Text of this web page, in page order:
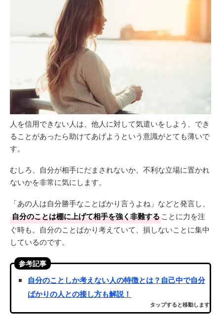
人を信用できない人は、他人に対して気遣いをしよう、でき
ることがあったら助けてあげようという意識がとても薄いで
す。
むしろ、自分が相手にだまされないか、不利な立場に置かれ
ないかを非常に気にします。
「あの人は自分勝手なことばかり言うよね」などと発言し、
自分のことは棚に上げて相手を強く非難することに力を注
ぐ時も。自分のことばかり考えていて、損しないことに集中
しているのです。
参考記事
自分のことしか考えない人の特徴とは？自己中で自分
ばかりの人との接し方も解説！
タップすると移動します